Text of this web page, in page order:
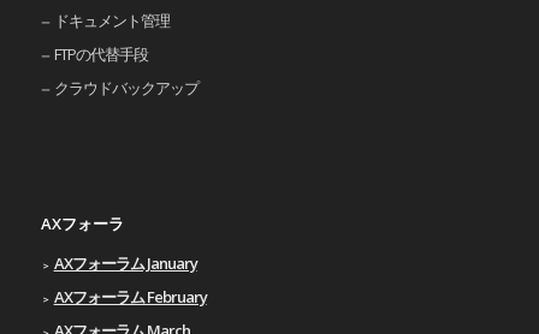
ドキュメント管理
FTPの代替手段
クラウドバックアップ
AXフォーラ
AXフォーラム January
AXフォーラム February